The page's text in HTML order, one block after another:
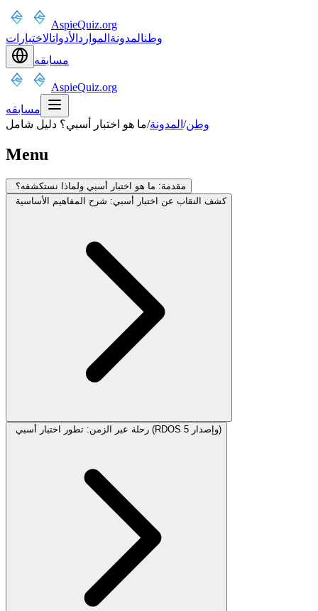
AspieQuiz.org
وطنالمدونة الموارد الأدواتالاختبارات
مسابقه
AspieQuiz.org
مسابقه
وطن/ المدونة/ما هو اختبار أسبي؟ دليل شامل
Menu
مقدمة: ما هو اختبار أسبي ولماذا نستكشفه؟
كشف النقاب عن اختبار أسبي: شرح المفاهيم الأساسية
رحلة عبر الزمن: تطور اختبار أسبي (RDOS وإصدار 5)